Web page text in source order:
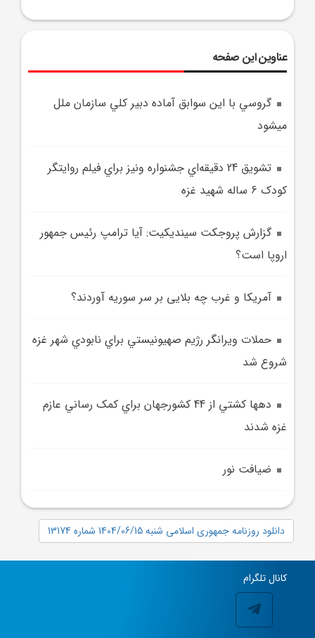
عناوین این صفحه
گروسي با اين سوابق آماده دبير کلي سازمان ملل
مي‎شود
تشويق 24 دقيقه‌اي جشنواره ونيز براي فيلم روايتگر
کودک 6 ساله شهيد غزه
گزارش پروجکت سينديکيت: آيا ترامپ رئيس جمهور
اروپا است؟
آمریکا و غرب چه بلایی بر سر سوریه آوردند؟
حملات ويرانگر رژيم صهيونيستي براي نابودي شهر غزه
شروع شد
دهها کشتي از 44 کشورجهان براي کمک رساني عازم
غزه شدند
ضيافت نور
دانلود روزنامه جمهوری اسلامی شنبه 1404/06/15 شماره 13174
کانال تلگرام